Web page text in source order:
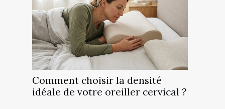
Comment choisir la densité
idéale de votre oreiller cervical ?